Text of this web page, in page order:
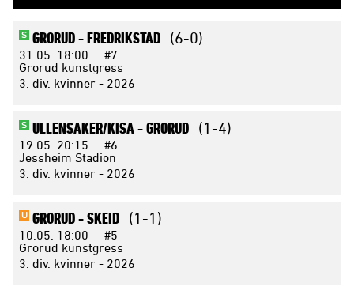
S GRORUD -FREDRIKSTAD (6-0)
31.05. 18:00
#7
Grorud kunstgress
3. div. kvinner - 2026
S ULLENSAKER/KISA -GRORUD (1-4)
19.05. 20:15
#6
Jessheim Stadion
3. div. kvinner - 2026
U GRORUD -SKEID (1-1)
10.05. 18:00
#5
Grorud kunstgress
3. div. kvinner - 2026